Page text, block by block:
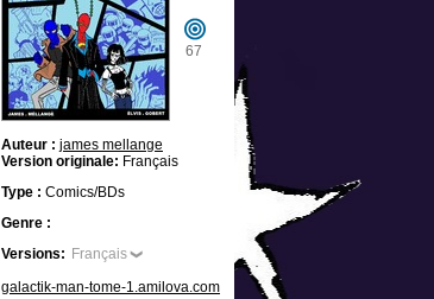
67
Auteur : james mellange
Version originale: Français
Type : Comics/BDs
Genre :
Versions: Français
galactik-man-tome-1.amilova.com